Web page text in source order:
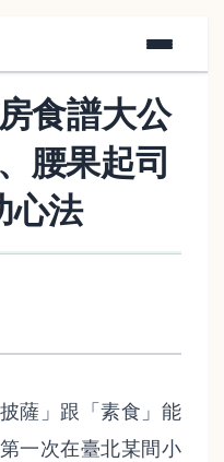
食譜大公
腰果起司
心法
薩」跟「素食」能
一次在臺北某間小